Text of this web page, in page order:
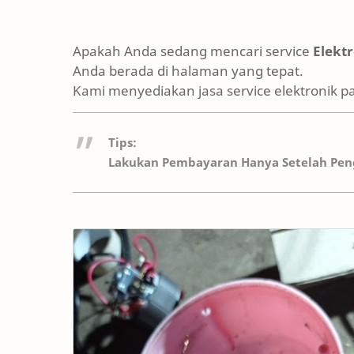
Apakah Anda sedang mencari service
Anda berada di halaman yang tepat.
Kami menyediakan jasa service elektronik
Tips:
Lakukan Pembayaran Hanya Setelah